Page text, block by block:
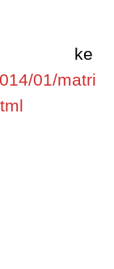
ke
01/matri